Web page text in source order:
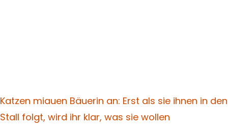
Katzen miauen Bäuerin an: Erst als sie ihnen in den
Stall folgt, wird ihr klar, was sie wollen